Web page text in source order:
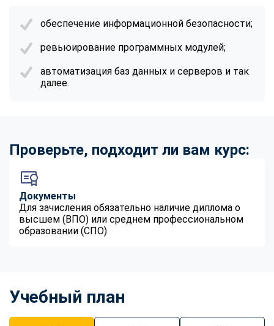
обеспечение информационной безопасности;
ревьюирование программных модулей;
автоматизация баз данных и серверов и так
далее.
Проверьте, подходит ли вам курс:
Документы
Для зачисления обязательно наличие диплома о
высшем (ВПО) или среднем профессиональном
образовании (СПО)
Учебный план